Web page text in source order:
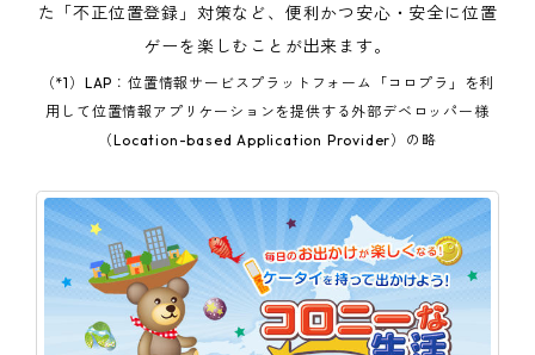
た「不正位置登録」対策など、便利かつ安心・安全に位置
ゲーを楽しむことが出来ます。
（*1）LAP：位置情報サービスプラットフォーム「コロプラ」を利
用して位置情報アプリケーションを提供する外部デベロッパー様
（Location-based Application Provider）の略